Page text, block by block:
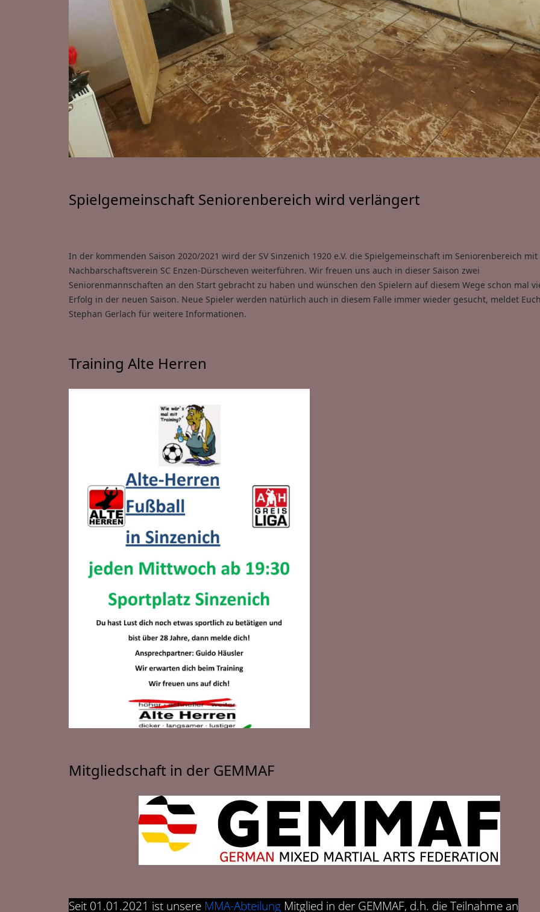
Spielgemeinschaft Seniorenbereich wird verlängert
In der kommenden Saison 2020/2021 wird der SV Sinzenich 1920 e.V. die Spielgemeinschaft im Seniorenbereich
Nachbarschaftsverein SC Enzen-Dürscheven weiterführen. Wir freuen uns auch in dieser Saison zwei
Seniorenmannschaften an den Start gebracht zu haben und wünschen den Spielern auf diesem Wege schon mal
Erfolg in der neuen Saison. Neue Spieler werden natürlich auch in diesem Falle immer wieder gesucht, meldet
Stephan Gerlach für weitere Informationen.
Training Alte Herren
Mitgliedschaft in der GEMMAF
Seit 01.01.2021 ist unsere MMA-Abteilung Mitglied in der GEMMAF, d.h. die Teilnahme an